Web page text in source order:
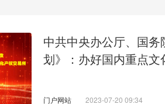
中共中央办公厅、国务
划》：办好国内重点文
门户网站 2023-07-20 09:34